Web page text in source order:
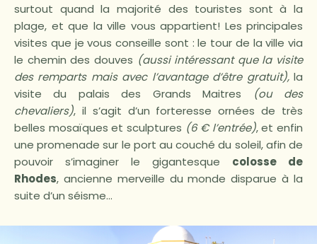
surtout quand la majorité des touristes sont à la
plage, et que la ville vous appartient! Les principales
visites que je vous conseille sont : le tour de la ville via
le chemin des douves (aussi intéressant que la visite
des remparts mais avec l’avantage d’être gratuit),la
visite du palais des Grands Maitres
(ou des
chevaliers), il s’agit d’un forteresse ornées de très
belles mosaïques et sculptures (6 €l’entrée), et enfin
une promenade sur le port au couché du soleil, afin de
pouvoir s’imaginer le gigantesque colosse de
Rhodes, ancienne merveille du monde disparue à la
suite d’un séisme…